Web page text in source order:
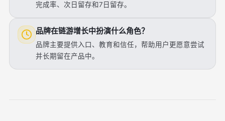
完成率、次日留存和7日留存。
品牌在链游增长中扮演什么角色？
品牌主要提供入口、教育和信任，帮助用户更愿意尝试
并长期留在产品中。